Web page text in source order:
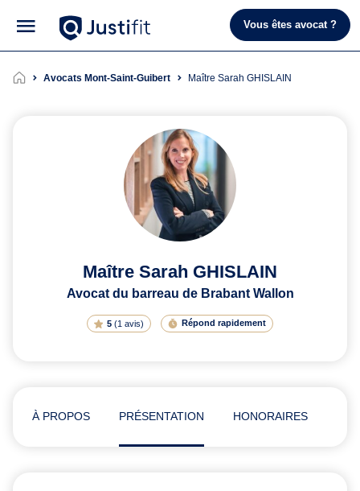
Vous êtes avocat ?
Avocats Mont-Saint-Guibert Maître Sarah GHISLAIN
Maître Sarah GHISLAIN
Avocat du barreau de Brabant Wallon
5(1 avis) Répond rapidement
À PROPOS PRÉSENTATION HONORAIRES